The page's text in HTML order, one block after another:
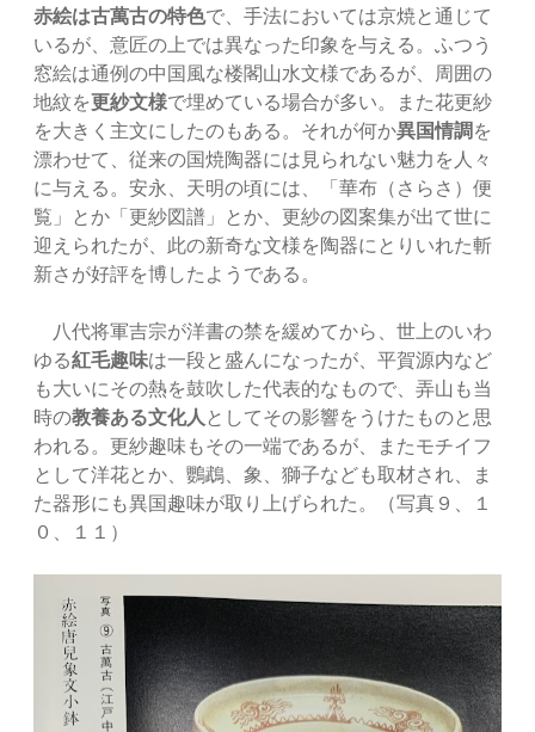
赤絵は古萬古の特色で、手法においては京焼と通じて
いるが、意匠の上では異なった印象を与える。ふつう
窓絵は通例の中国風な楼閣山水文様であるが、周囲の
地紋を更紗文様で埋めている場合が多い。また花更紗
を大きく主文にしたのもある。それが何か異国情調を
漂わせて、従来の国焼陶器には見られない魅力を人々
に与える。安永、天明の頃には、「華布（さらさ）便
覧」とか「更紗図譜」とか、更紗の図案集が出て世に
迎えられたが、此の新奇な文様を陶器にとりいれた斬
新さが好評を博したようである。
八代将軍吉宗が洋書の禁を緩めてから、世上のいわ
ゆる紅毛趣味は一段と盛んになったが、平賀源内など
も大いにその熱を鼓吹した代表的なもので、弄山も当
時の教養ある文化人としてその影響をうけたものと思
われる。更紗趣味もその一端であるが、またモチイフ
として洋花とか、鸚鵡、象、獅子なども取材され、ま
た器形にも異国趣味が取り上げられた。（写真９、１
０、１１）